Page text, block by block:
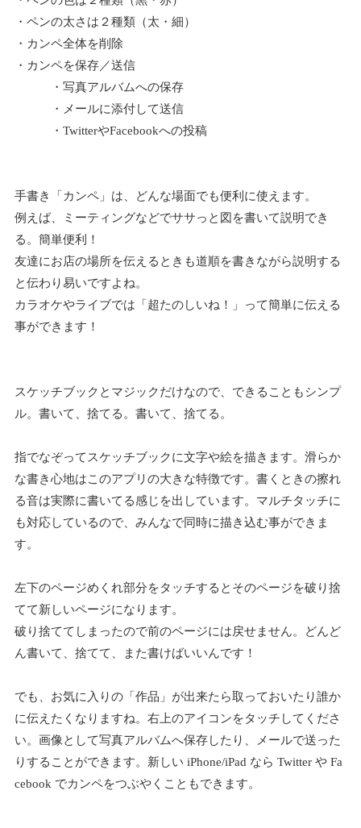
・ペンの太さは２種類（太・細）
・カンペ全体を削除
・カンペを保存／送信
・写真アルバムへの保存
・メールに添付して送信
・TwitterやFacebookへの投稿
手書き「カンペ」は、どんな場面でも便利に使えます。
例えば、ミーティングなどでササっと図を書いて説明でき
る。簡単便利！
友達にお店の場所を伝えるときも道順を書きながら説明する
と伝わり易いですよね。
カラオケやライブでは「超たのしいね！」って簡単に伝える
事ができます！
スケッチブックとマジックだけなので、できることもシンプ
ル。書いて、捨てる。書いて、捨てる。
指でなぞってスケッチブックに文字や絵を描きます。滑らか
な書き心地はこのアプリの大きな特徴です。書くときの擦れ
る音は実際に書いてる感じを出しています。マルチタッチに
も対応しているので、みんなで同時に描き込む事ができま
す。
左下のページめくれ部分をタッチするとそのページを破り捨
てて新しいページになります。
破り捨ててしまったので前のページには戻せません。どんど
ん書いて、捨てて、また書けばいいんです！
でも、お気に入りの「作品」が出来たら取っておいたり誰か
に伝えたくなりますね。右上のアイコンをタッチしてくださ
い。画像として写真アルバムへ保存したり、メールで送った
りすることができます。新しい iPhone/iPad なら Twitter や Fa
cebook でカンペをつぶやくこともできます。